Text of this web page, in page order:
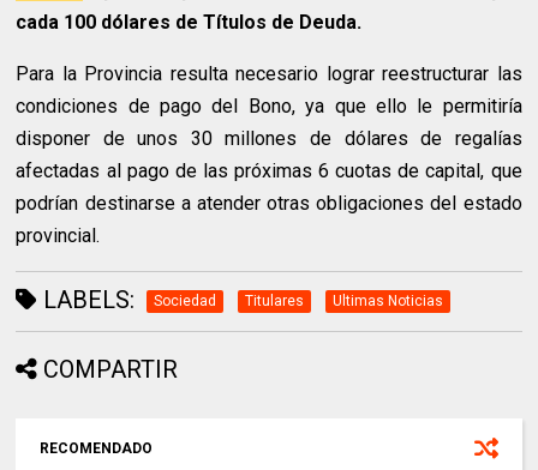
cada 100 dólares de Títulos de Deuda.
Para la Provincia resulta necesario lograr reestructurar las
condiciones de pago del Bono, ya que ello le permitiría
disponer de unos 30 millones de dólares de regalías
afectadas al pago de las próximas 6 cuotas de capital, que
podrían destinarse a atender otras obligaciones del estado
provincial.
LABELS: Sociedad Titulares Ultimas Noticias
COMPARTIR
RECOMENDADO